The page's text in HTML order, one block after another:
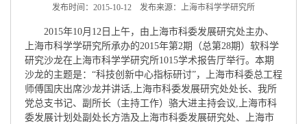
发布时间：2015-10-12 发布来源：上海市科学学研究所
2015年10月12日上午，由上海市科委发展研究处主办、
上海市科学学研究所承办的2015年第2期（总第28期）软科学
研究沙龙在上海市科学学研究所1015学术报告厅举行。本期
沙龙的主题是：“科技创新中心指标研讨”，上海市科委总工程
师傅国庆出席沙龙并讲话,上海市科委发展研究处处长、我所
党总支书记、副所长（主持工作）骆大进主持会议,上海市科
委发展计划处副处长方浩及上海市科委发展研究处、上海市